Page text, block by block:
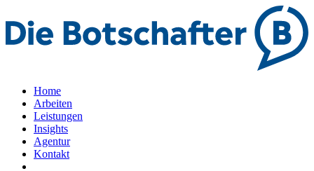
Home
Arbeiten
Leistungen
Insights
Agentur
Kontakt